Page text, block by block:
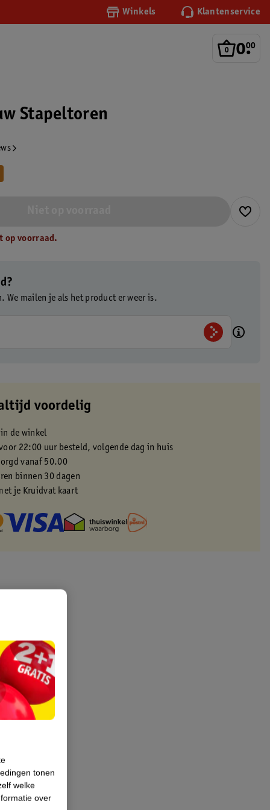
Winkels Klantenservice
0.
00
Stapeltoren
op voorraad.
We mailen je als het product er weer is.
voordelig
de winkel
22:00 uur besteld, volgende dag in huis
vanaf 50.00
binnen 30 dagen
je Kruidvat kaart
tonen
welke
over